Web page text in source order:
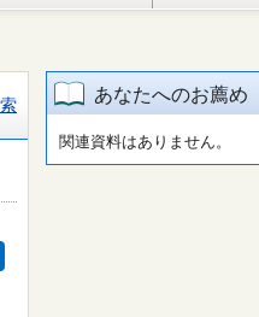
あなたへのお薦め
関連資料はありません。